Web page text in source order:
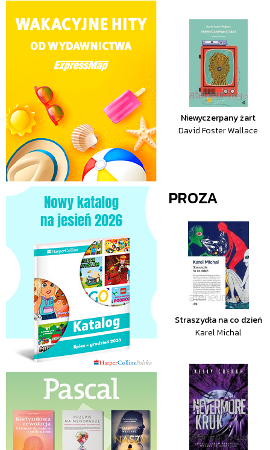
Niewyczerpany żart
David Foster Wallace
PROZA
Straszydła na co dzień
Karel Michal